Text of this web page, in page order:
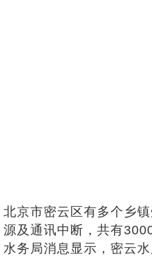
北京市密云区有多个乡
源及通讯中断，共有
水务局消息显示，密云